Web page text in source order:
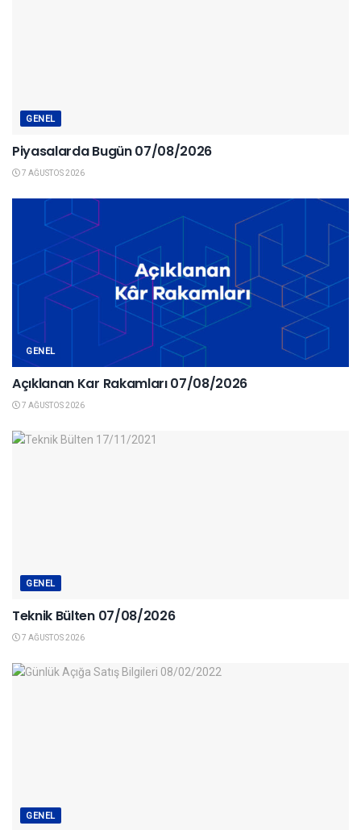
GENEL
Piyasalarda Bugün 07/08/2026
7 AĞUSTOS 2026
GENEL
Açıklanan Kar Rakamları 07/08/2026
7 AĞUSTOS 2026
GENEL
Teknik Bülten 07/08/2026
7 AĞUSTOS 2026
GENEL